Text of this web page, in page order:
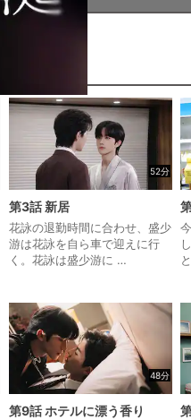
52分
第3話 新居
花詠の退勤時間に合わせ、盛少
游は花詠を自ら車で迎えに行
く。花詠は盛少游に …
48分
第9話 ホテルに漂う香り